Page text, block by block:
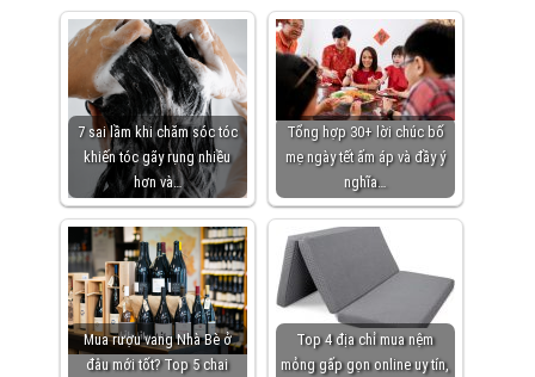
7 sai lầm khi chăm sóc tóc
khiến tóc gãy rụng nhiều
hơn và…
Tổng hợp 30+ lời chúc bố
mẹ ngày tết ấm áp và đầy ý
nghĩa…
Mua rượu vang Nhà Bè ở
đâu mới tốt? Top 5 chai
Top 4 địa chỉ mua nệm
mỏng gấp gọn online uy tín,